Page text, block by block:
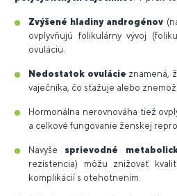
Zvýšené hladiny androgénov
ovplyvňujú folikulárny vývoj
ovuláciu.
Nedostatok ovulácie znamená,
vaječníka, čo sťažuje alebo
Hormonálna nerovnováha tiež
a celkové fungovanie ženskej
Navyše sprievodné
rezistencia) môžu znižovať
komplikácií s otehotnením.